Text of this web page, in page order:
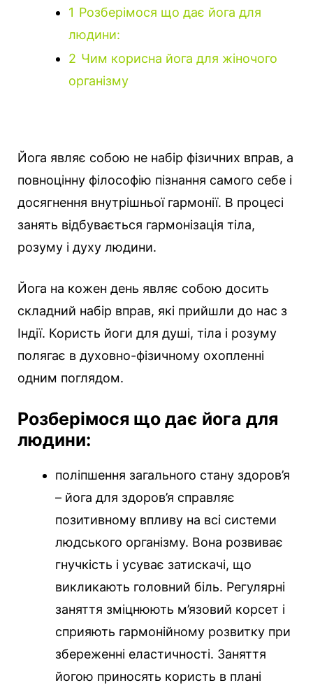
1 Розберімося що дає йога для
людини:
2 Чим корисна йога для жіночого
організму
Йога являє собою не набір фізичних вправ, а
повноцінну філософію пізнання самого себе і
досягнення внутрішньої гармонії. В процесі
занять відбувається гармонізація тіла,
розуму і духу людини.
Йога на кожен день являє собою досить
складний набір вправ, які прийшли до нас з
Індії. Користь йоги для душі, тіла і розуму
полягає в духовно-фізичному охопленні
одним поглядом.
Розберімося що дає йога для
людини:
поліпшення загального стану здоров’я
– йога для здоров’я справляє
позитивному впливу на всі системи
людського організму. Вона розвиває
гнучкість і усуває затискачі, що
викликають головний біль. Регулярні
заняття зміцнюють м’язовий корсет і
сприяють гармонійному розвитку при
збереженні еластичності. Заняття
йогою приносять користь в плані